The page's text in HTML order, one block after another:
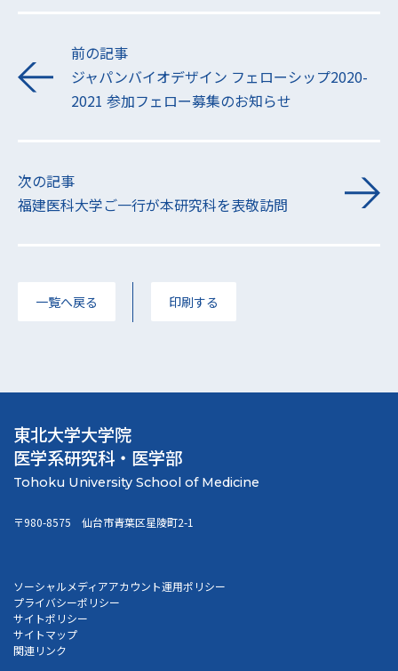
前の記事
ジャパンバイオデザイン フェローシップ2020-
2021 参加フェロー募集のお知らせ
次の記事
福建医科大学ご一行が本研究科を表敬訪問
一覧へ戻る 印刷する
東北大学大学院
医学系研究科・医学部
〒980-8575 仙台市青葉区星陵町2-1
ソーシャルメディアアカウント運用ポリシー
プライバシーポリシー
サイトポリシー
サイトマップ
関連リンク